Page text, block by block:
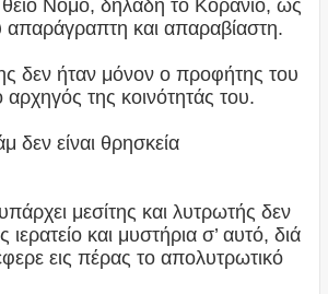
θείο Νόμο, δηλαδή το Κοράνιο, ως
απαράγραπτη και απαραβίαστη.
δεν ήταν μόνον ο προφήτης του
της κοινότητάς του.
δεν είναι θρησκεία
μεσίτης και λυτρωτής δεν
και μυστήρια σ’ αυτό, διά
εις πέρας το απολυτρωτικό